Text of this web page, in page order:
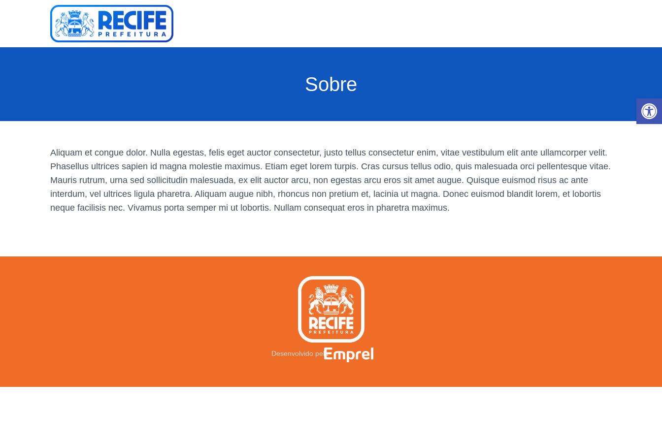
Abrir
Sobre
Aliquam et congue dolor. Nulla egestas, felis eget auctor consectetur, justo tellus consectetur enim, vitae vestibulum elit ante ullamcorper velit.
Phasellus ultrices sapien id magna molestie maximus. Etiam eget lorem turpis. Cras cursus tellus odio, quis malesuada orci pellentesque vitae.
Mauris rutrum, urna sed sollicitudin malesuada, ex elit auctor arcu, non egestas arcu eros sit amet augue. Quisque euismod risus ac ante
interdum, vel ultrices ligula pharetra. Aliquam augue nibh, rhoncus non pretium et, lacinia ut magna. Donec euismod blandit lorem, et lobortis
neque facilisis nec. Vivamus porta semper mi ut lobortis. Nullam consequat eros in pharetra maximus.
Desenvolvido pela